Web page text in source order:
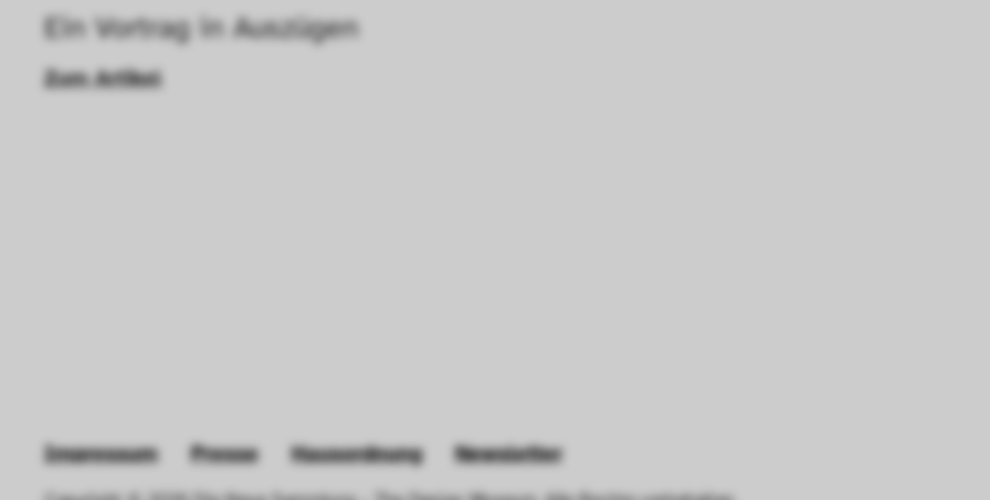
langsamen Seitenaufbau führen. In einigen Fällen wird durch die
Ein Vortrag in Auszügen
Zum Artikel
Impressum Presse Hausordnung Newsletter